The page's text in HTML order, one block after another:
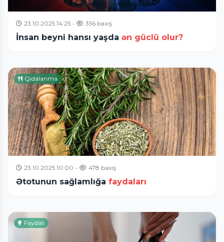
23.10.2025 14:25 • 356 baxış
İnsan beyni hansı yaşda ən güclü olur?
Qidalanma
23.10.2025 10:00 • 478 baxış
Ətotunun sağlamlığa faydaları
Faydalı